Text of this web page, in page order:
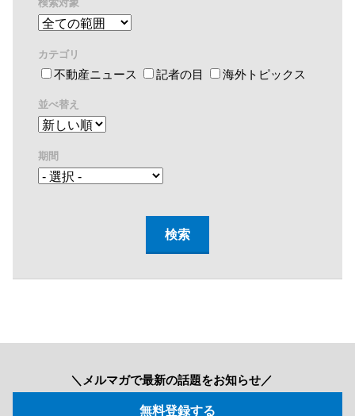
検索対象
カテゴリ
不動産ニュース 記者の目 海外トピックス
並べ替え
期間
＼メルマガで最新の話題をお知らせ／